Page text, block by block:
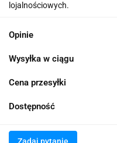
lojalnościowych.
Opinie
Wysyłka w ciągu
Cena przesyłki
Dostępność